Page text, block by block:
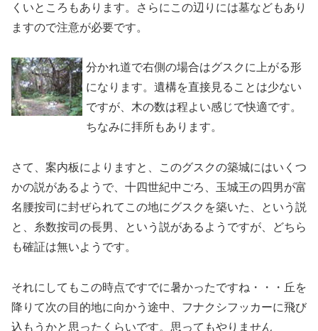
くいところもあります。さらにこの辺りには墓などもあり
ますので注意が必要です。
分かれ道で右側の場合はグスクに上がる形
になります。遺構を直接見ることは少ない
ですが、木の数は程よい感じで快適です。
ちなみに拝所もあります。
さて、案内板によりますと、このグスクの築城にはいくつ
かの説があるようで、十四世紀中ごろ、玉城王の四男が富
名腰按司に封ぜられてこの地にグスクを築いた、という説
と、糸数按司の長男、という説があるようですが、どちら
も確証は無いようです。
それにしてもこの時点ですでに暑かったですね・・・丘を
降りて次の目的地に向かう途中、フナクシフッカーに飛び
込もうかと思ったくらいです。思ってもやりません